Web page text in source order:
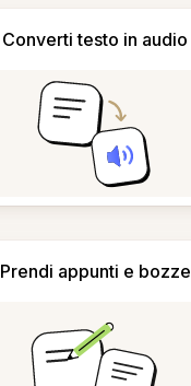
Converti testo in audio
Prendi appunti e bozze